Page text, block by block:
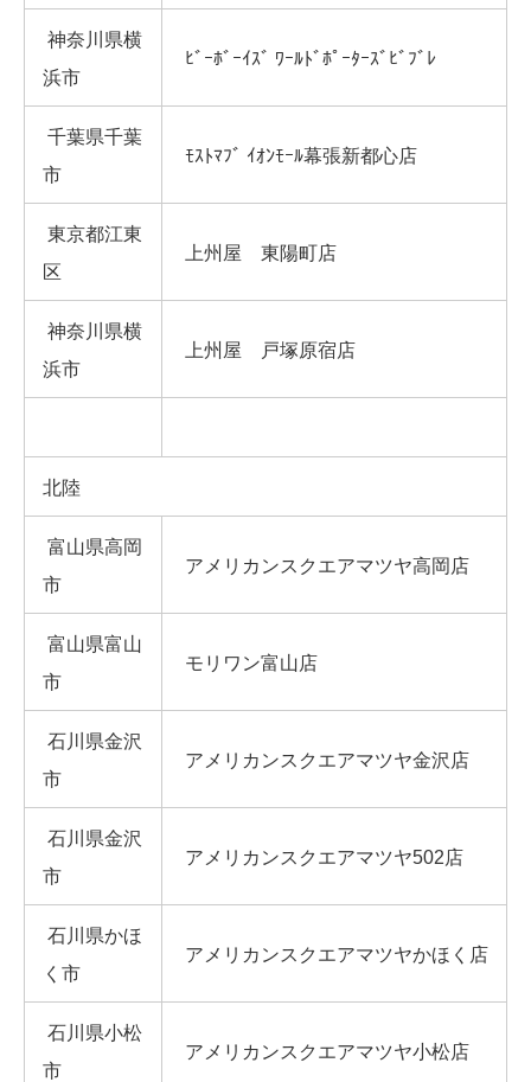
神奈川県横
浜市
ﾋﾞｰﾎﾞｰｲｽﾞ ﾜｰﾙﾄﾞﾎﾟｰﾀｰｽﾞﾋﾞﾌﾞﾚ
千葉県千葉
市
ﾓｽﾄﾏﾌﾞ ｲｵﾝﾓｰﾙ幕張新都心店
東京都江東
区
上州屋 東陽町店
神奈川県横
浜市
上州屋 戸塚原宿店
北陸
富山県高岡
市
アメリカンスクエアマツヤ高岡店
富山県富山
市
モリワン富山店
石川県金沢
市
アメリカンスクエアマツヤ金沢店
石川県金沢
市
アメリカンスクエアマツヤ502店
石川県かほ
く市
アメリカンスクエアマツヤかほく店
石川県小松
市
アメリカンスクエアマツヤ小松店